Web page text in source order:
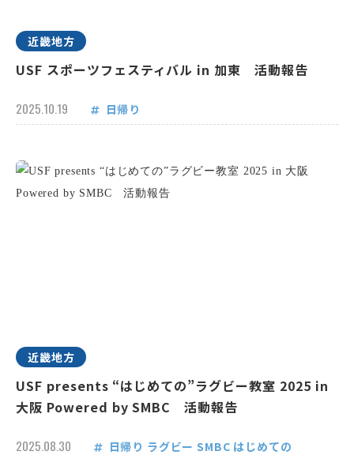
近畿地方
USF スポーツフェスティバル in 加東 活動報告
2025.10.19 日帰り
近畿地方
USF presents “はじめての”ラグビー教室 2025 in
大阪 Powered by SMBC 活動報告
2025.08.30 日帰り ラグビー SMBC はじめての